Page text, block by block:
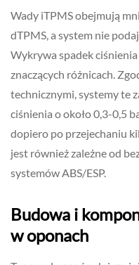
Wady iTPMS obejmują
dTPMS, a system nie
Wykrywa spadek
znaczących różnicach.
technicznymi, systemy te
ciśnienia o około 0,3-0,5
dopiero po przejechaniu
jest również zależne od
systemów ABS/ESP.
Budowa i
w oponach